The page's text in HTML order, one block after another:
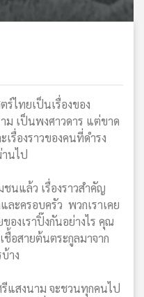
ไทยเป็นเรื่องของ
ม เป็นพงศาวดาร แต่ขาด
รื่องราวของคนที่ดำรง
นไป
นแล้ว เรื่องราวสำคัญ
ละครอบครัว พวกเราเคย
องเราปิ๊งกันอย่างไร คุณ
ชื้อสายต้นตระกูลมาจาก
าง
แสงนาม จะชวนทุกคนไป